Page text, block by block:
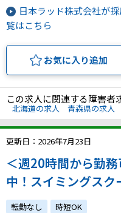
他
日本ラッド株式会社が
覧はこちら
お気に入り追加
この求人に関連する障害者
北海道の求人 青森県の求人
更新日：2026年7月23日
＜週20時間から勤
中！スイミングス
全国に勤務地多数！
転勤なし 時短OK